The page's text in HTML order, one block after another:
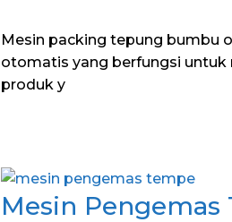
Mesin packing tepung bumbu
otomatis yang berfungsi
produk y
Mesin